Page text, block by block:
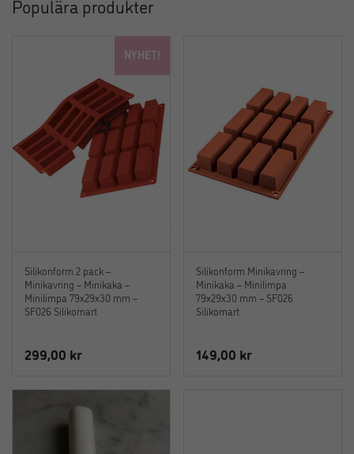
Populära produkter
NYHET!
Silikonform 2 pack –
Minikavring – Minikaka –
Minilimpa 79x29x30 mm –
SF026 Silikomart
299,00 kr
Silikonform Minikavring –
Minikaka – Minilimpa
79x29x30 mm – SF026
Silikomart
149,00 kr